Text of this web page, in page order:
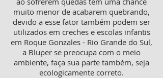
muito menor de acabarem quebrando,
devido a esse fator também podem ser
utilizados em creches e escolas infantis
em Roque Gonzales - Rio Grande do Sul,
a Bluper se preocupa com o meio
ambiente, faça sua parte também, seja
ecologicamente correto.